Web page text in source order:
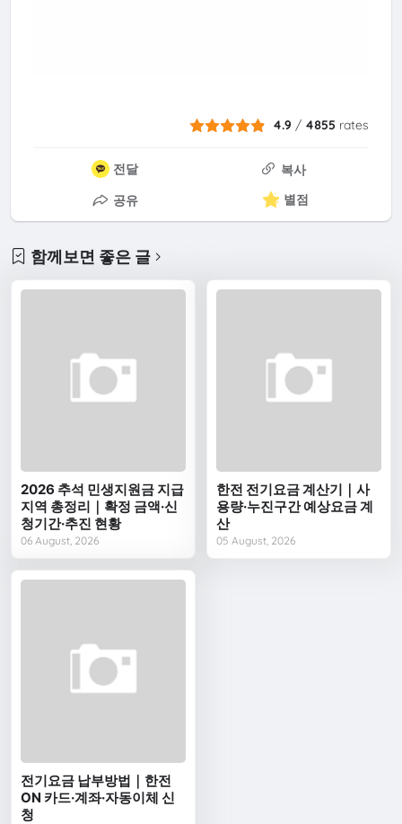
4.9 / 4855 rates
전달
복사
공유
별점
함께보면 좋은 글
2026 추석 민생지원금 지급
지역 총정리｜확정 금액·신
청기간·추진 현황
06 August, 2026
한전 전기요금 계산기｜사
용량·누진구간 예상요금 계
산
05 August, 2026
전기요금 납부방법｜한전
ON 카드·계좌·자동이체 신
청